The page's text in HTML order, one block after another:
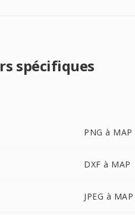
spécifiques
PNG à MAP
DXF à MAP
JPEG à MAP